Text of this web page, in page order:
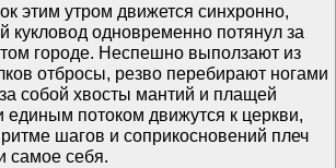
этим утром движется синхронно,
кукловод одновременно потянул за
городе. Неспешно выползают из
отбросы, резво перебирают ногами
собой хвосты мантий и плащей
единым потоком движутся к церкви,
шагов и соприкосновений плеч
самое себя.